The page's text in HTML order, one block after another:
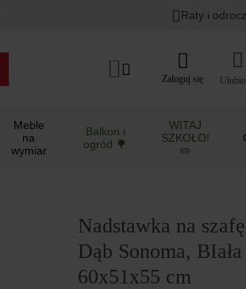
Raty i
Zaloguj się
Meble
na
wymiar
Balkon i
ogród 🌳
WITAJ
SZKOŁO!
✏️
Nadstawka na
Dąb Sonoma, BIała
60x51x55 cm